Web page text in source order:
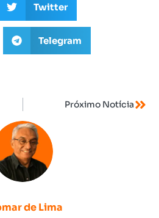
Twitter
Telegram
Próximo Notícia
de Lima